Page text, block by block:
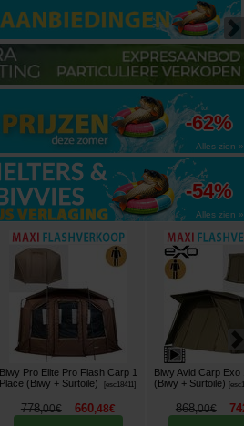
tot
-62%
Alles zien »
tot
-54%
Alles zien »
Biwy Pro Elite Pro Flash Carp 1
Place (Biwy + Surtoile)
[esc18411]
778,00€ 660,48€
Biwy Avid Carp Exo
(Biwy + Surtoile)
[
868,00€